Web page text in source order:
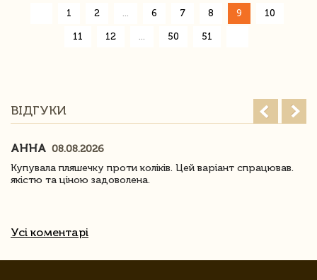
1 2 6 7 8 9 10
11 12 50 51
ВІДГУКИ
АННА 08.08.2026
Купувала пляшечку проти коліків. Цей варіант спрацював.
якістю та ціною задоволена.
Усі коментарі